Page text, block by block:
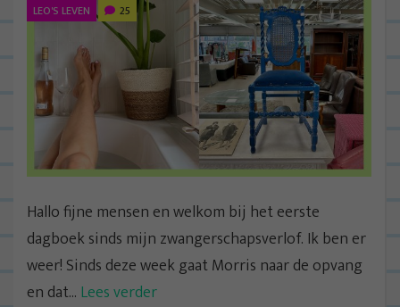
LEO'S LEVEN 25
Hallo fijne mensen en welkom bij het eerste
dagboek sinds mijn zwangerschapsverlof. Ik ben er
weer! Sinds deze week gaat Morris naar de opvang
en dat... Lees verder